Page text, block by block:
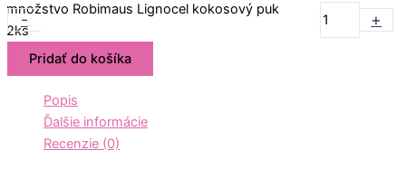
-
množstvo Robimaus Lignocel kokosový puk
2ks
+
Pridať do košíka
Popis
Ďalšie informácie
Recenzie (0)